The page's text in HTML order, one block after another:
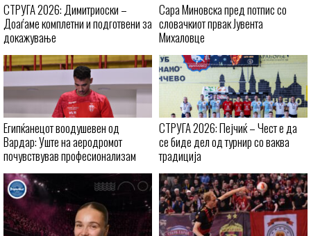
СТРУГА 2026: Димитриоски –
Доаѓаме комплетни и подготвени за
докажување
Сара Миновска пред потпис со
словачкиот првак Јувента
Михаловце
Египќанецот воодушевен од
Вардар: Уште на аеродромот
почувствував професионализам
СТРУГА 2026: Пејчиќ – Чест е да
се биде дел од турнир со ваква
традиција